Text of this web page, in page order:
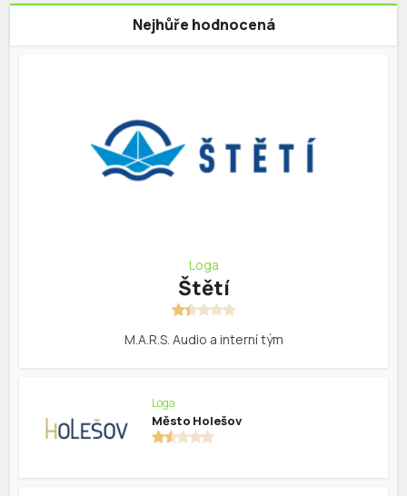
Nejhůře hodnocená
Loga
Štětí
M.A.R.S. Audio a interní tým
Loga
Město Holešov